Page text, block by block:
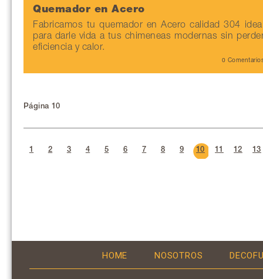
Quemador en Acero
Fabricamos tu quemador en Acero calidad 304
para darle vida a tus chimeneas modernas sin
eficiencia y calor.
0
Página 10
1 2 3 4 5 6 7 8 9 10 11 12 13
HOME NOSOTROS